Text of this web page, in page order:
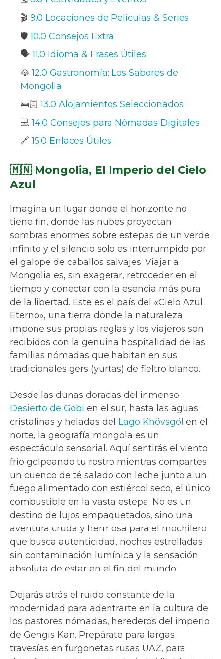
🎬 9.0 Locaciones de Películas & Series
🛡️10.0 Consejos Extra
🗣️11.0 Idioma & Frases Útiles
🥘12.0 Gastronomía: Los Sabores de
Mongolia
🛌🏻13.0 Alojamientos Seleccionados
💻14.0 Consejos para Nómadas Digitales
🔗15.0 Enlaces Útiles
🇲🇳 Mongolia, El Imperio del Cielo
Azul
Imagina un lugar donde el horizonte no
tiene fin, donde las nubes proyectan
sombras enormes sobre estepas de un verde
infinito y el silencio solo es interrumpido por
el galope de caballos salvajes. Viajar a
Mongolia es, sin exagerar, retroceder en el
tiempo y conectar con la esencia más pura
de la libertad. Este es el país del «Cielo Azul
Eterno», una tierra donde la naturaleza
impone sus propias reglas y los viajeros son
recibidos con la genuina hospitalidad de las
familias nómadas que habitan en sus
tradicionales gers (yurtas) de fieltro blanco.
Desde las dunas doradas del inmenso
Desierto de Gobi en el sur, hasta las aguas
cristalinas y heladas del Lago Khövsgöl en el
norte, la geografía mongola es un
espectáculo sensorial. Aquí sentirás el viento
frío golpeando tu rostro mientras compartes
un cuenco de té salado con leche junto a un
fuego alimentado con estiércol seco, el único
combustible en la vasta estepa. No es un
destino de lujos empaquetados, sino una
aventura cruda y hermosa para el mochilero
que busca autenticidad, noches estrelladas
sin contaminación lumínica y la sensación
absoluta de estar en el fin del mundo.
Dejarás atrás el ruido constante de la
modernidad para adentrarte en la cultura de
los pastores nómadas, herederos del imperio
de Gengis Kan. Prepárate para largas
travesías en furgonetas rusas UAZ, para